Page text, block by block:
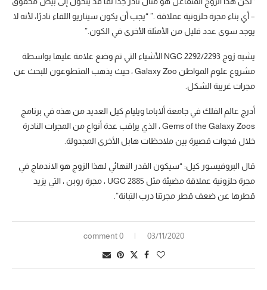
– أي بناء مجرة ​​حلزونية عملاقة .” “يجب أن يكون سيناريو اللقاء نادرًا، لأنه لا
يوجد سوى عدد قليل من الأمثلة الأخرى في الكون.”
يشبه زوج NGC 2292/2293 الأشياء التي تم وضع علامة عليها بواسطة
مشروع علوم المواطن Galaxy Zoo ، حيث يذهب المتطوعون للبحث عن
مجرات غريبة الشكل.
أدرج عالم الفلك في جامعة ألاباما ويليام كيل العديد من هذه في برنامج
Gems of the Galaxy Zoos ، الذي يراقب عدة أنواع من المجرات النادرة
خلال فجوات قصيرة بين ملاحظات هابل الأخرى المجدولة.
قال البروفيسور كيل: “سيكون القدر النهائي لهذا الزوج هو الاندماج في
مجرة ​​حلزونية عملاقة مضيئة مثل UGC 2885 ، مجرة ​​روبن ، التي يزيد
قطرها عن ضعف قطر مجرتنا درب التبانة”.
03/11/2020
0 comment